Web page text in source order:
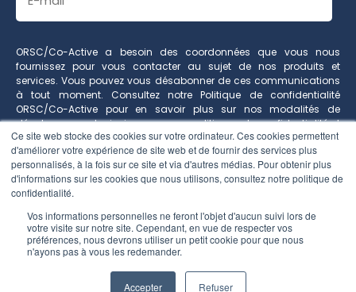
Ce site web stocke des cookies sur votre ordinateur. Ces cookies permettent
d'améliorer votre expérience de site web et de fournir des services plus
personnalisés, à la fois sur ce site et via d'autres médias. Pour obtenir plus
d'informations sur les cookies que nous utilisons, consultez notre politique de
confidentialité.
Vos informations personnelles ne feront l'objet d'aucun suivi lors de
votre visite sur notre site. Cependant, en vue de respecter vos
préférences, nous devrons utiliser un petit cookie pour que nous
n'ayons pas à vous les redemander.
Accepter Refuser
ORSC/Co-Active a besoin des coordonnées que vous nous
fournissez pour vous contacter au sujet de nos produits et
services. Vous pouvez vous désabonner de ces communications
à tout moment. Consultez notre Politique de confidentialité
ORSC/Co-Active pour en savoir plus sur nos modalités de
désabonnement, ainsi que sur nos politiques de confidentialité et
sur notre engagement vis-à-vis de la protection et de la vie privée.